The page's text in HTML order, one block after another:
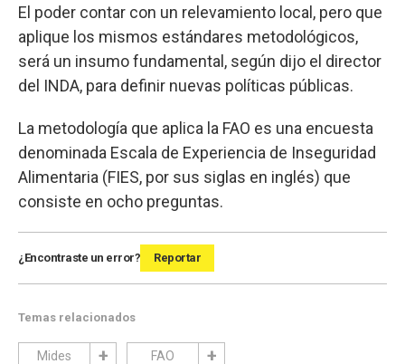
El poder contar con un relevamiento local, pero que
aplique los mismos estándares metodológicos,
será un insumo fundamental, según dijo el director
del INDA, para definir nuevas políticas públicas.
La metodología que aplica la FAO es una encuesta
denominada Escala de Experiencia de Inseguridad
Alimentaria (FIES, por sus siglas en inglés) que
consiste en ocho preguntas.
¿Encontraste un error? Reportar
Temas relacionados
Mides FAO